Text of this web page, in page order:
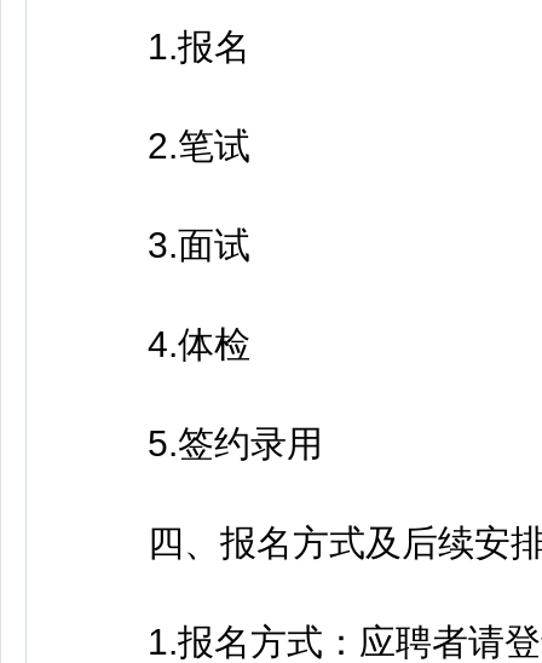
1.报名
2.笔试
3.面试
4.体检
5.签约录用
四、报名方式及后续安
1.报名方式：应聘者请登